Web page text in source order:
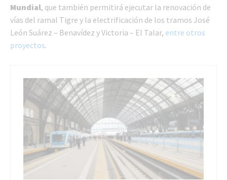
Mundial, que también permitirá ejecutar la renovación de
vías del ramal Tigre y la electrificación de los tramos José
León Suárez – Benavídez y Victoria – El Talar, entre otros
proyectos.